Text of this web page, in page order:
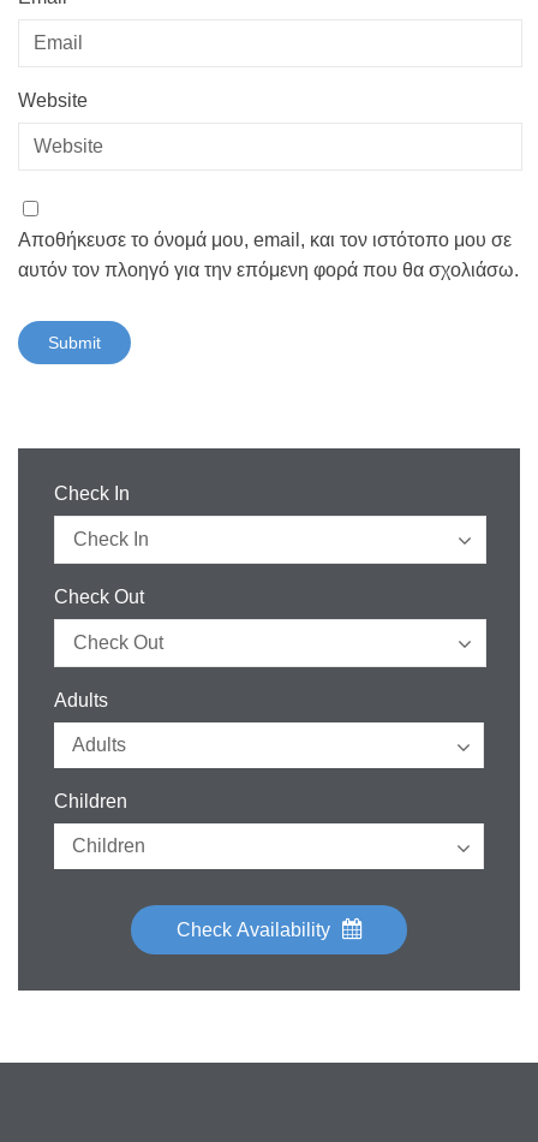
Website
Αποθήκευσε το όνομά μου, email, και τον ιστότοπο μου σε
αυτόν τον πλοηγό για την επόμενη φορά που θα σχολιάσω.
Check In
Check Out
Adults
Children
Check Availability